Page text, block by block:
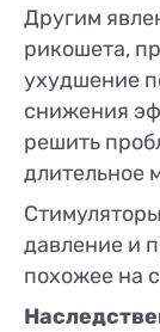
Другим
рикошета,
ухудшение
снижения
решить
длительное
давление и
похожее на